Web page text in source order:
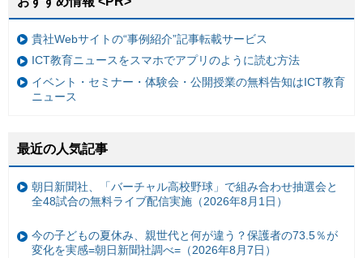
貴社Webサイトの“事例紹介”記事転載サービス
ICT教育ニュースをスマホでアプリのように読む方法
イベント・セミナー・体験会・公開授業の無料告知はICT教育
ニュース
最近の人気記事
朝日新聞社、「バーチャル高校野球」で組み合わせ抽選会と
全48試合の無料ライブ配信実施（2026年8月1日）
今の子どもの夏休み、親世代と何が違う？保護者の73.5％が
変化を実感=朝日新聞社調べ=（2026年8月7日）